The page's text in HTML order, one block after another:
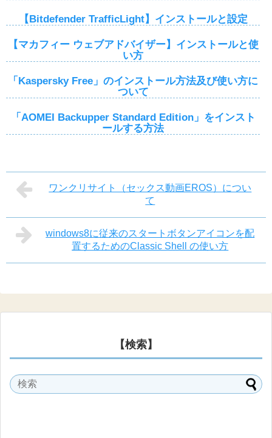
【Bitdefender TrafficLight】インストールと設定
【マカフィー ウェブアドバイザー】インストールと使
い方
「Kaspersky Free」のインストール方法及び使い方に
ついて
「AOMEI Backupper Standard Edition」をインスト
ールする方法
ワンクリサイト（セックス動画EROS）につい
て
windows8に従来のスタートボタンアイコンを配
置するためのClassic Shell の使い方
【検索】